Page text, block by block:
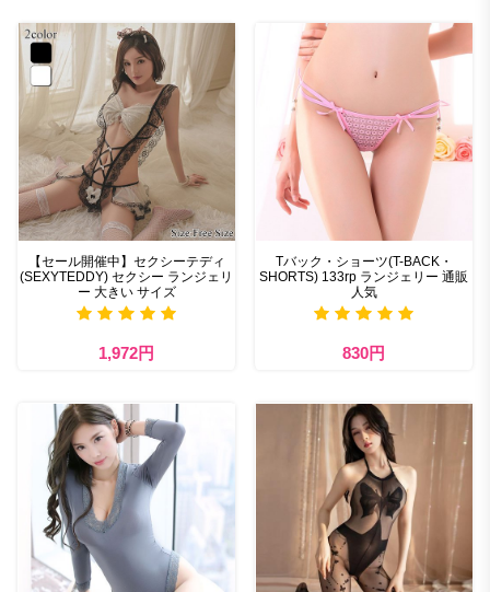
【セール開催中】セクシーテディ
(SEXYTEDDY) セクシー ランジェリ
ー 大きい サイズ
1,972円
Tバック・ショーツ(T-BACK・
SHORTS) 133rp ランジェリー 通販
人気
830円